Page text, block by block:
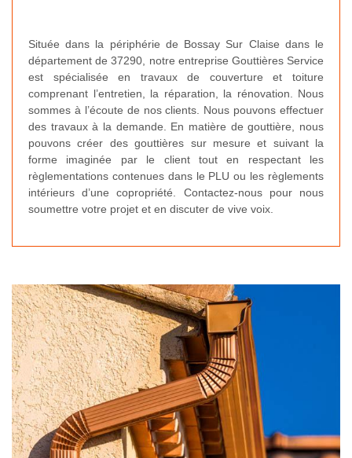
Située dans la périphérie de Bossay Sur Claise dans le
département de 37290, notre entreprise Gouttières Service
est spécialisée en travaux de couverture et toiture
comprenant l’entretien, la réparation, la rénovation. Nous
sommes à l’écoute de nos clients. Nous pouvons effectuer
des travaux à la demande. En matière de gouttière, nous
pouvons créer des gouttières sur mesure et suivant la
forme imaginée par le client tout en respectant les
règlementations contenues dans le PLU ou les règlements
intérieurs d’une copropriété. Contactez-nous pour nous
soumettre votre projet et en discuter de vive voix.